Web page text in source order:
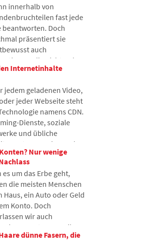
innerhalb von
fast jede
beantworten. Doch
präsentiert sie
auch
die nicht wahr
geschieht das und
Im Artikel
wir, wie große
funktionieren,
sie gelegentlich falsche
generieren und wie
nach und nach zu
Internetinhalte
jedem geladenen Video,
jeder Webseite steht
namens CDN.
Dienste, soziale
und übliche
nutzen es, dennoch
viele Menschen noch nie
gehört. Im Artikel
wir, wofür diese
steht, wie sie
warum
an
Orten der Welt
das heutige Internet
Nur wenige
es um das Erbe geht,
die meisten Menschen
Haus, ein Auto oder Geld
Konto. Doch
wir auch
von Fotos, E-Mails,
Media-Konten oder
dünne Fasern, die